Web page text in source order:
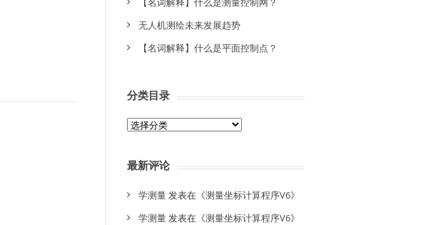
无人机测绘未来发展趋势
【名词解释】什么是平面控制点？
分类目录
分
录
最新评论
学测量发表在《测量坐标计算程序V6》
学测量发表在《测量坐标计算程序V6》